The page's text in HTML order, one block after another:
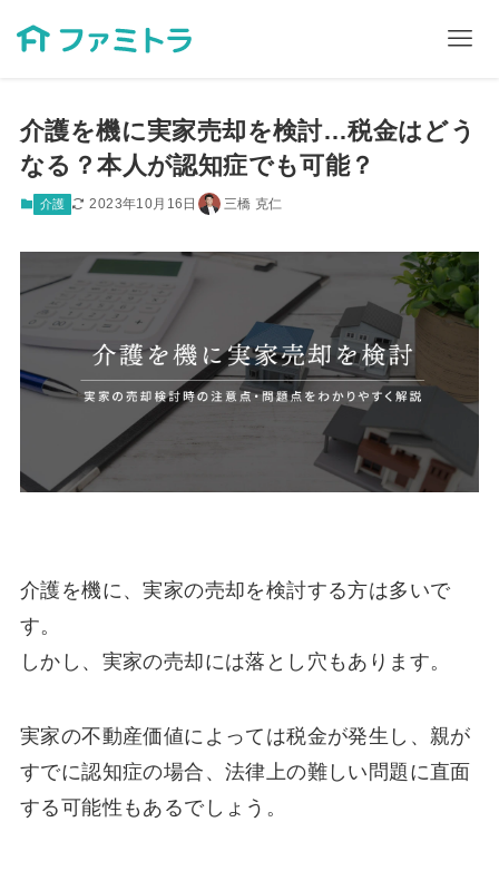
介護を機に実家売却を検討…税金はどう
なる？本人が認知症でも可能？
介護 2023年10月16日 三橋 克仁
介護を機に、実家の売却を検討する方は多いで
す。
しかし、実家の売却には落とし穴もあります。
実家の不動産価値によっては税金が発生し、親が
すでに認知症の場合、法律上の難しい問題に直面
する可能性もあるでしょう。